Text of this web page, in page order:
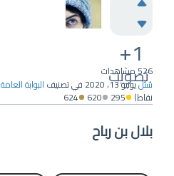
+1
تصويت
526مشاهدات
سُئليونيو 13، 2020 في تصنيف البوابة العامة
نقاط) 295
620
624
بلال بن رباح